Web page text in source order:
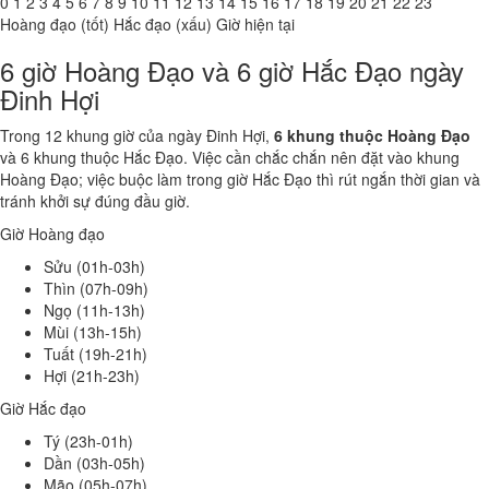
Hoàng đạo (tốt) Hắc đạo (xấu) Giờ hiện tại
6 giờ Hoàng Đạo và 6 giờ Hắc Đạo ngày
Đinh Hợi
Trong 12 khung giờ của ngày Đinh Hợi, 6 khung thuộc Hoàng Đạo
và 6 khung thuộc Hắc Đạo. Việc cần chắc chắn nên đặt vào khung
Hoàng Đạo; việc buộc làm trong giờ Hắc Đạo thì rút ngắn thời gian và
tránh khởi sự đúng đầu giờ.
Giờ Hoàng đạo
Sửu (01h-03h)
Thìn (07h-09h)
Ngọ (11h-13h)
Mùi (13h-15h)
Tuất (19h-21h)
Hợi (21h-23h)
Giờ Hắc đạo
Tý (23h-01h)
Dần (03h-05h)
Mão (05h-07h)